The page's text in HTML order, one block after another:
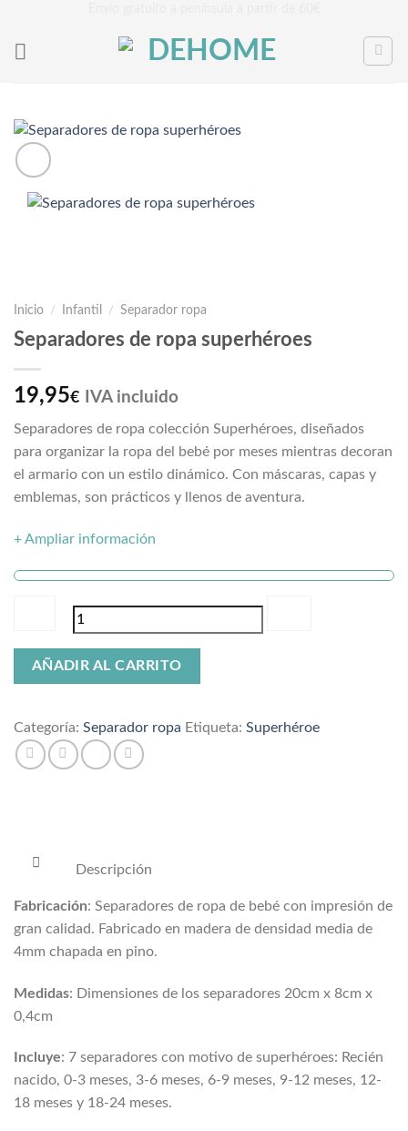
contenido
Inicio / Infantil / Separador ropa
Separadores de ropa superhéroes
19,95€ IVA incluido
Separadores de ropa colección Superhéroes, diseñados
para organizar la ropa del bebé por meses mientras decoran
el armario con un estilo dinámico. Con máscaras, capas y
emblemas, son prácticos y llenos de aventura.
+ Ampliar información
Separadores
superhéroes
cantidad
AÑADIR AL CARRITO
Categoría: Separador ropa Etiqueta: Superhéroe
Descripción
Fabricación: Separadores de ropa de bebé con impresión de
gran calidad. Fabricado en madera de densidad media de
4mm chapada en pino.
Medidas: Dimensiones de los separadores 20cm x 8cm x
0,4cm
Incluye: 7 separadores con motivo de superhéroes: Recién
nacido, 0-3 meses, 3-6 meses, 6-9 meses, 9-12 meses, 12-
18 meses y 18-24 meses.